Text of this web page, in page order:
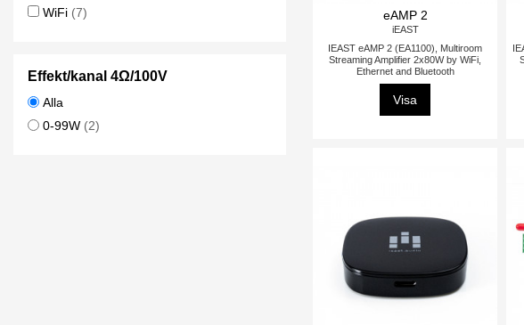
eAMP 2
iEAST
IEAST eAMP 2 (EA1100), Multiroom
Streaming Amplifier 2x80W by WiFi,
Ethernet and Bluetooth
Visa
WiFi (7)
Effekt/kanal 4Ω/100V
Alla
0-99W (2)